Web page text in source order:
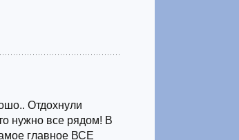
Отдохнули
нужно все рядом! В
главное ВСЕ